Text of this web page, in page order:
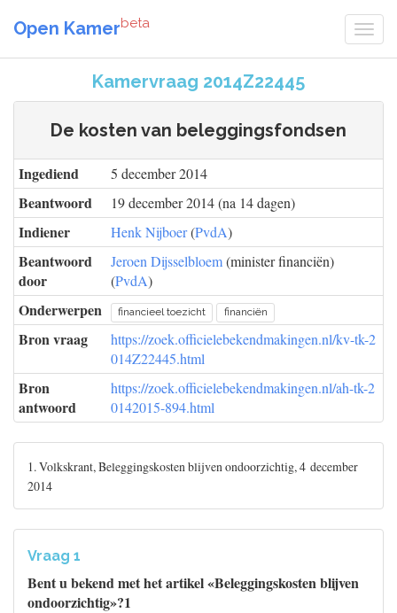
Open Kamerbeta
Kamervraag 2014Z22445
De kosten van beleggingsfondsen
Ingediend 5 december 2014
Beantwoord 19 december 2014 (na 14 dagen)
Indiener Henk Nijboer(PvdA)
Beantwoord
door
Jeroen Dijsselbloem(minister financiën)
(PvdA)
Onderwerpen financieel toezicht financiën
Bron vraag
https://zoek.officielebekendmakingen.nl/kv-tk-2
014Z22445.html
Bron
antwoord
https://zoek.officielebekendmakingen.nl/ah-tk-2
0142015-894.html
1. Volkskrant, Beleggingskosten blijven ondoorzichtig, 4 december
2014
Vraag 1
Bent u bekend met het artikel «Beleggingskosten blijven
ondoorzichtig»?1